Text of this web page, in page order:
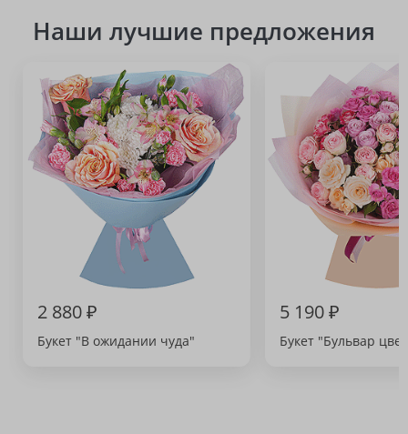
Наши лучшие предложения
2 880 ₽
Букет "В ожидании чуда"
5 190 ₽
Букет "Бульвар